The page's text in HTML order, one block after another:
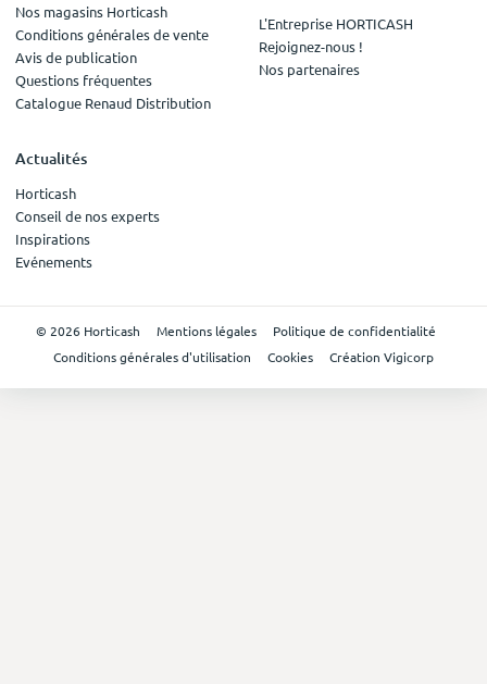
Nos magasins Horticash
Conditions générales de vente
Avis de publication
Questions fréquentes
Catalogue Renaud Distribution
L'Entreprise HORTICASH
Rejoignez-nous !
Nos partenaires
Actualités
Horticash
Conseil de nos experts
Inspirations
Evénements
© 2026 Horticash Mentions légales
Politique de confidentialité
Conditions générales d'utilisation
Cookies Création Vigicorp